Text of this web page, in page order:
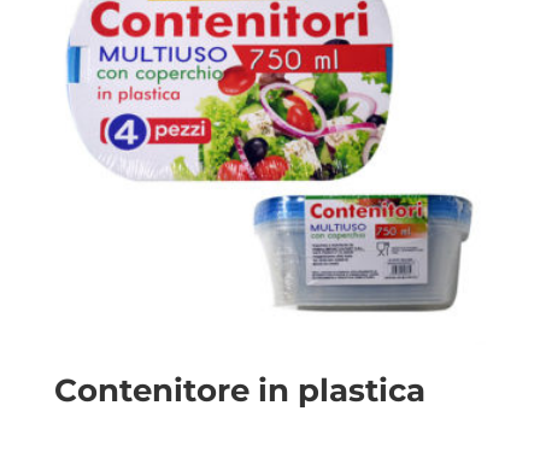
Contenitore in plastica